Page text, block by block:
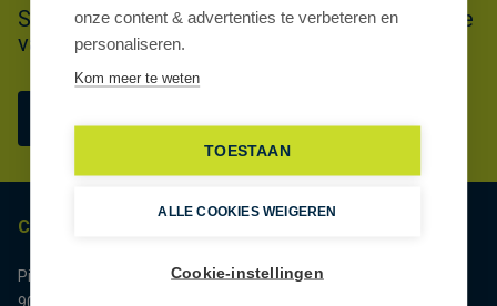
Schrijf u dan vrijblijvend in en blijf op de hoogte
van ons meest recente aanbod.
CD-Vastgoed Gent
Pieter van Reysschootlaan 2/0001
onze content & advertenties te verbeteren en
personaliseren.
Kom meer te weten
TOESTAAN
ALLE COOKIES WEIGEREN
Cookie-instellingen